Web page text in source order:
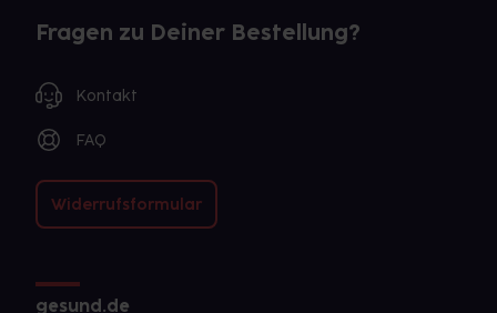
Fragen zu Deiner Bestellung?
Kontakt
FAQ
Widerrufsformular
gesund.de